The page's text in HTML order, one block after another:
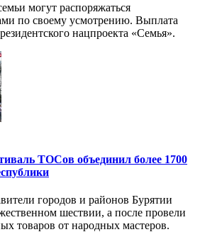
могут распоряжаться
по своему усмотрению. Выплата
нацпроекта «Семья».
ТОСов объединил более 1700
городов и районов Бурятии
шествии, а после провели
товаров от народных мастеров.